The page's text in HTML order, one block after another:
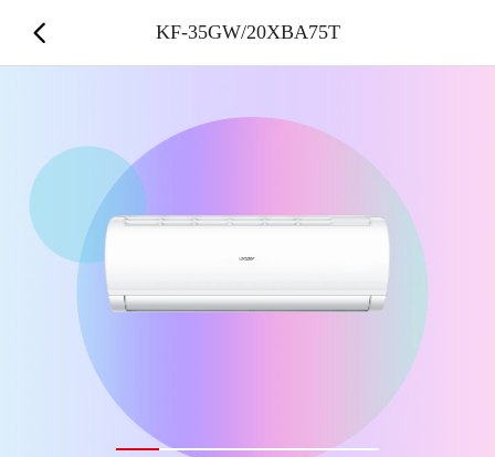
KF-35GW/20XBA75T